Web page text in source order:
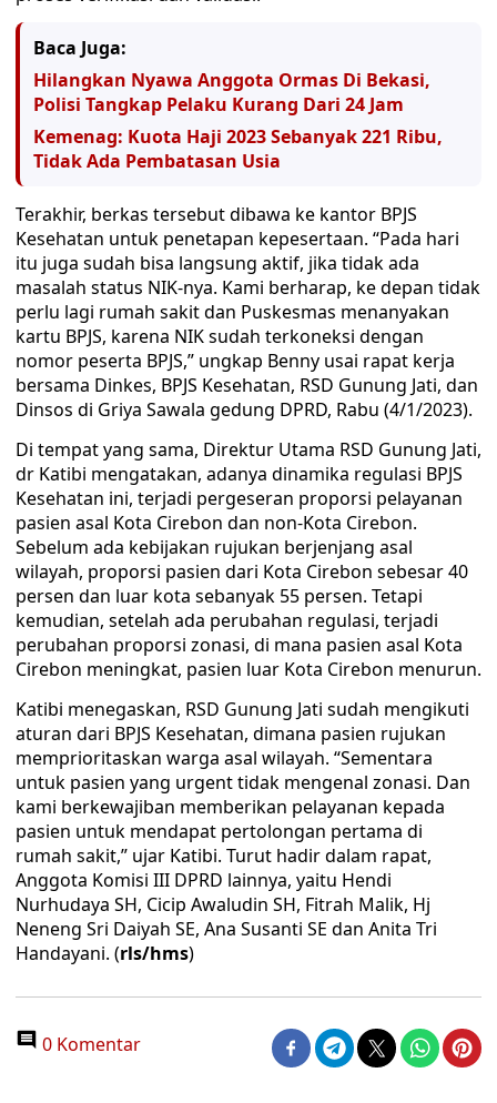
Baca Juga:
Hilangkan Nyawa Anggota Ormas Di Bekasi,
Polisi Tangkap Pelaku Kurang Dari 24 Jam
Kemenag: Kuota Haji 2023 Sebanyak 221 Ribu,
Tidak Ada Pembatasan Usia
Terakhir, berkas tersebut dibawa ke kantor BPJS
Kesehatan untuk penetapan kepesertaan. “Pada hari
itu juga sudah bisa langsung aktif, jika tidak ada
masalah status NIK-nya. Kami berharap, ke depan tidak
perlu lagi rumah sakit dan Puskesmas menanyakan
kartu BPJS, karena NIK sudah terkoneksi dengan
nomor peserta BPJS,” ungkap Benny usai rapat kerja
bersama Dinkes, BPJS Kesehatan, RSD Gunung Jati, dan
Dinsos di Griya Sawala gedung DPRD, Rabu (4/1/2023).
Di tempat yang sama, Direktur Utama RSD Gunung Jati,
dr Katibi mengatakan, adanya dinamika regulasi BPJS
Kesehatan ini, terjadi pergeseran proporsi pelayanan
pasien asal Kota Cirebon dan non-Kota Cirebon.
Sebelum ada kebijakan rujukan berjenjang asal
wilayah, proporsi pasien dari Kota Cirebon sebesar 40
persen dan luar kota sebanyak 55 persen. Tetapi
kemudian, setelah ada perubahan regulasi, terjadi
perubahan proporsi zonasi, di mana pasien asal Kota
Cirebon meningkat, pasien luar Kota Cirebon menurun.
Katibi menegaskan, RSD Gunung Jati sudah mengikuti
aturan dari BPJS Kesehatan, dimana pasien rujukan
memprioritaskan warga asal wilayah. “Sementara
untuk pasien yang urgent tidak mengenal zonasi. Dan
kami berkewajiban memberikan pelayanan kepada
pasien untuk mendapat pertolongan pertama di
rumah sakit,” ujar Katibi. Turut hadir dalam rapat,
Anggota Komisi III DPRD lainnya, yaitu Hendi
Nurhudaya SH, Cicip Awaludin SH, Fitrah Malik, Hj
Neneng Sri Daiyah SE, Ana Susanti SE dan Anita Tri
Handayani. (rls/hms)
0 Komentar